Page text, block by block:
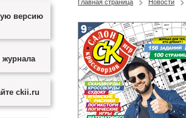
версию
журнала
ckii.ru
Главная страница Новости